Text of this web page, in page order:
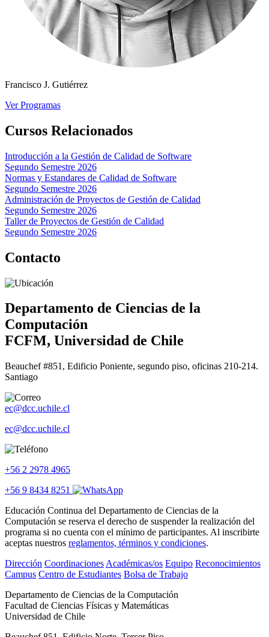
Francisco J. Gutiérrez
Ver Programas
Cursos Relacionados
Introducción a la Gestión de Calidad de Software
Segundo Semestre 2026
Normas y Estandares de Calidad de Software
Segundo Semestre 2026
Administración de Proyectos de Gestión de Calidad
Segundo Semestre 2026
Taller de Proyectos de Gestión de Calidad
Segundo Semestre 2026
Contacto
Departamento de Ciencias de la
Computación
FCFM, Universidad de Chile
Beauchef #851, Edificio Poniente, segundo piso, oficinas 210-214.
Santiago
ec@dcc.uchile.cl
ec@dcc.uchile.cl
+56 2 2978 4965
+56 9 8434 8251
Educación Continua del Departamento de Ciencias de la
Computación se reserva el derecho de suspender la realización del
programa si no cuenta con el mínimo de participantes. Al inscribirte
aceptas nuestros reglamentos, términos y condiciones.
Dirección Coordinaciones Académicas/os Equipo Reconocimientos
Campus Centro de Estudiantes Bolsa de Trabajo
Departamento de Ciencias de la Computación
Facultad de Ciencias Físicas y Matemáticas
Universidad de Chile